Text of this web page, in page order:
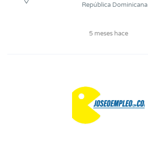
República Dominicana
5 meses hace